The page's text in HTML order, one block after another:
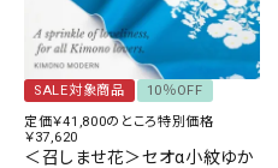
SALE対象商品
10％OFF
定価￥41,800のところ特別価格
￥37,620
＜召しませ花＞セオα小紋ゆか